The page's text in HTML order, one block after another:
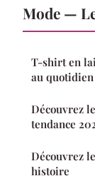
Mode —
T-shirt en
au quotidien
Découvrez
tendance
Découvrez
histoire